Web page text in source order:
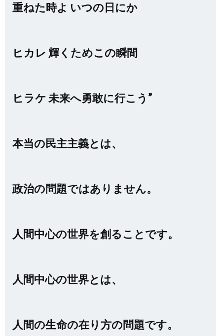
重ねた時よ いつの日にか
ヒカレ 輝くためこの瞬間
ヒラケ 未来へ勇敢に行こう”
本当の民主主義とは、
政治の問題ではありません。
人間中心の世界を創ることです。
人間中心の世界とは、
人間の生命の在り方の問題です。